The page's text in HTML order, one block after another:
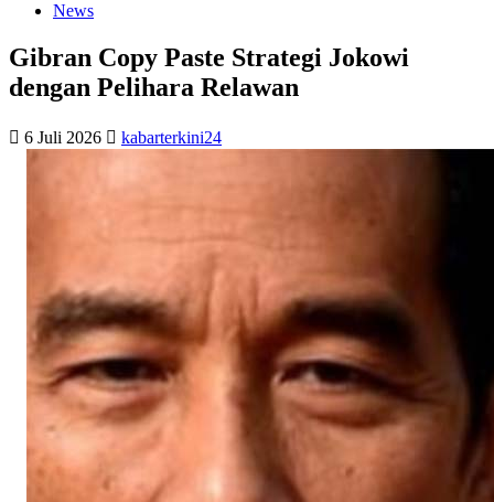
News
Gibran Copy Paste Strategi Jokowi
dengan Pelihara Relawan
6 Juli 2026 kabarterkini24